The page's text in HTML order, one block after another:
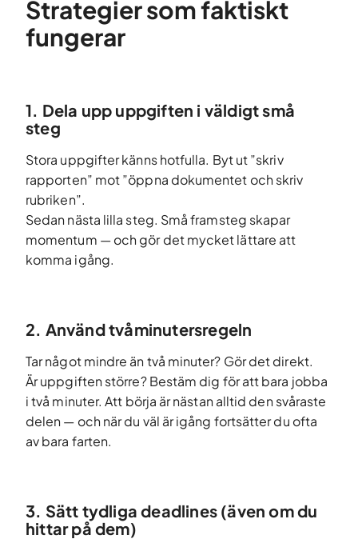
Strategier som faktiskt
fungerar
1. Dela upp uppgiften i väldigt små
steg
Stora uppgifter känns hotfulla. Byt ut ”skriv
rapporten” mot ”öppna dokumentet och skriv
rubriken”.
Sedan nästa lilla steg. Små framsteg skapar
momentum — och gör det mycket lättare att
komma igång.
2. Använd tvåminutersregeln
Tar något mindre än två minuter? Gör det direkt.
Är uppgiften större? Bestäm dig för att bara jobba
i två minuter. Att börja är nästan alltid den svåraste
delen — och när du väl är igång fortsätter du ofta
av bara farten.
3. Sätt tydliga deadlines (även om du
hittar på dem)